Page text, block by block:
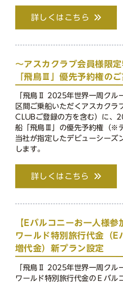
詳しくはこちら
～アスカクラブ会員様限
「飛鳥Ⅲ」優先予約権のご
「飛鳥Ⅱ 2025年世界一周クル
区間ご乗船いただくアスカク
CLUBご登録の方を含む）に、
船「飛鳥Ⅲ」の優先予約権（※
当社が指定したデビューシーズ
します。
詳しくはこちら
【Eバルコニーお一人様参
ワールド特別旅行代金（E
増代金）新プラン設定
「飛鳥Ⅱ 2025年世界一周クル
ワールド特別旅行代金のＥバル